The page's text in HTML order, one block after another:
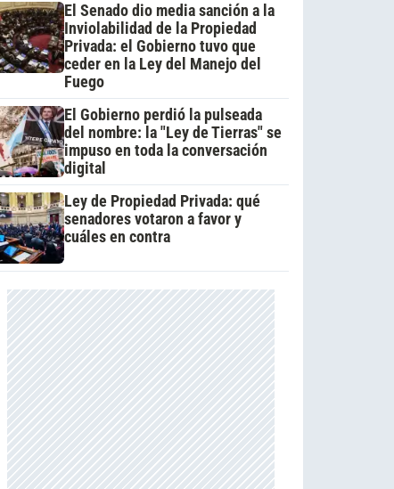
El Senado dio media sanción a la
Inviolabilidad de la Propiedad
Privada: el Gobierno tuvo que
ceder en la Ley del Manejo del
Fuego
El Gobierno perdió la pulseada
del nombre: la "Ley de Tierras" se
impuso en toda la conversación
digital
Ley de Propiedad Privada: qué
senadores votaron a favor y
cuáles en contra